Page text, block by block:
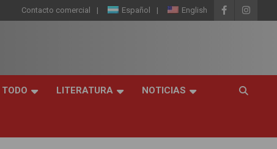
Contacto comercial Español English
LITERATURA NOTICIAS